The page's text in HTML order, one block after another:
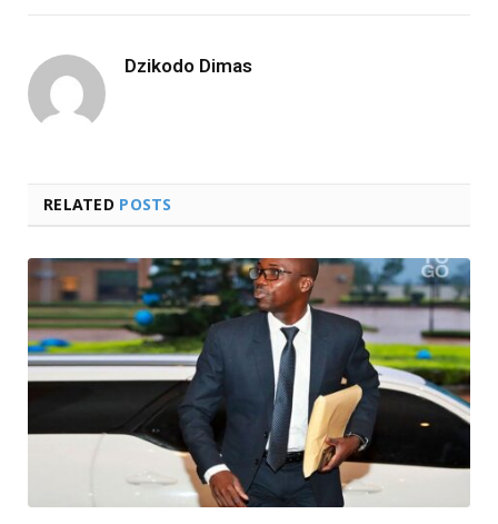
Dzikodo Dimas
RELATED POSTS